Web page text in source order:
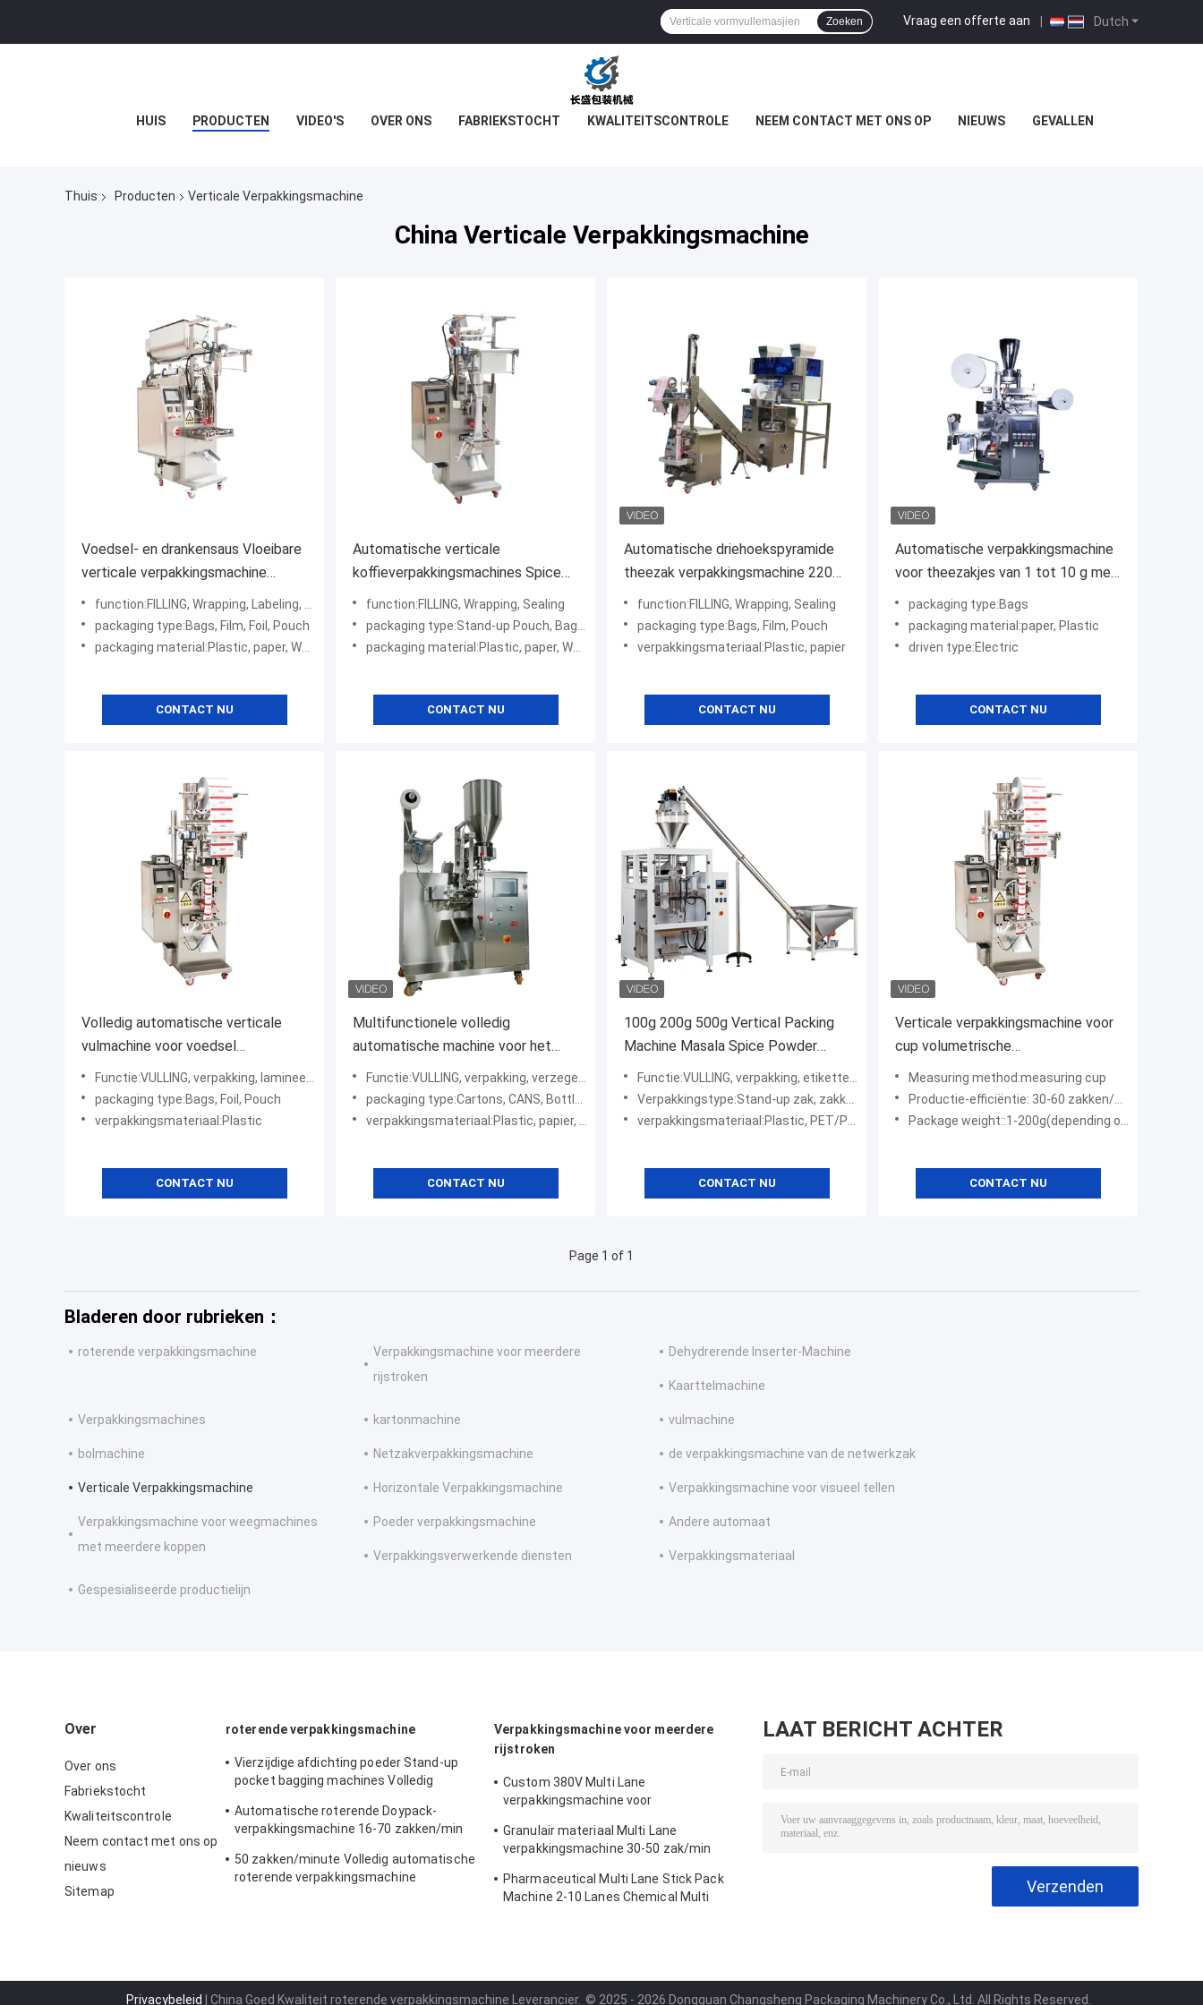
Dutch
Vraag een offerte aan |
Zoeken
HUIS PRODUCTEN VIDEO'S OVER ONS FABRIEKSTOCHT KWALITEITSCONTROLE NEEM CONTACT MET ONS OP NIEUWS GEVALLEN
Thuis Producten Verticale Verpakkingsmachine
China Verticale Verpakkingsmachine
Voedsel- en drankensaus Vloeibare
verticale verpakkingsmachine
Filmvorm Vulzegel
function:FILLING, Wrapping, Labeling, Capping, Sealing
packaging type:Bags, Film, Foil, Pouch
packaging material:Plastic, paper, Wood
CONTACT NU
Automatische verticale
koffieverpakkingsmachines Spice
Powder Packing Machine Multi
Function
function:FILLING, Wrapping, Sealing
packaging type:Stand-up Pouch, Bags, Film, Pouch
packaging material:Plastic, paper, Wood
CONTACT NU
Automatische driehoekspyramide
theezak verpakkingsmachine 220V
Voedsel en dranken
function:FILLING, Wrapping, Sealing
packaging type:Bags, Film, Pouch
verpakkingsmateriaal:Plastic, papier
CONTACT NU
Automatische verpakkingsmachine
voor theezakjes van 1 tot 10 g met
binnen- en buitenzak
packaging type:Bags
packaging material:paper, Plastic
driven type:Electric
CONTACT NU
Volledig automatische verticale
vulmachine voor voedsel
Koffiebonen Granules
Functie:VULLING, verpakking, lamineering, coating, afdichting, embossing, lijm
packaging type:Bags, Foil, Pouch
verpakkingsmateriaal:Plastic
CONTACT NU
Multifunctionele volledig
automatische machine voor het
verpakken van granulaten van
dranken 1-500 g
Functie:VULLING, verpakking, verzegeling, tellen
packaging type:Cartons, CANS, Bottles, Stand-up Pouch, Bags, Film, Foil, Pouch, case, pillow bag, stick sachet, 3 side/4side sealing, sachet packing machine
verpakkingsmateriaal:Plastic, papier, plasticfolie, aluminiumfolie, zuivere aluminiumfolie, papierfolie, nylon
CONTACT NU
100g 200g 500g Vertical Packing
Machine Masala Spice Powder
Sachet Grains Pouch
Functie:VULLING, verpakking, etikettering, afdichting, embossing, lijm
Verpakkingstype:Stand-up zak, zakken, film, zak
verpakkingsmateriaal:Plastic, PET/PE ((Polyester gelamineerd polyethyleen)) OPP/CPP ((Georiënteerd gelamineerd polyethyle
CONTACT NU
Verticale verpakkingsmachine voor
cup volumetrische
deeltjesgranulaten 30-60
zakken/min
Measuring method:measuring cup
Productie-efficiëntie: 30-60 zakken/min (afhankelijk van het gewicht van het materiaal):30-60 zakken/min (afhankelijk van het gewicht van het materiaal)
Package weight::1-200g(depending on material characteristics)
CONTACT NU
Page 1 of 1
Bladeren door rubrieken：
roterende verpakkingsmachine
Verpakkingsmachine voor meerdere
rijstroken
Dehydrerende Inserter-Machine
Kaarttelmachine
Verpakkingsmachines kartonmachine vulmachine
bolmachine Netzakverpakkingsmachine de verpakkingsmachine van de netwerkzak
Verticale Verpakkingsmachine Horizontale Verpakkingsmachine Verpakkingsmachine voor visueel tellen
Verpakkingsmachine voor weegmachines
met meerdere koppen
Poeder verpakkingsmachine Andere automaat
Verpakkingsverwerkende diensten Verpakkingsmateriaal
Gespesialiseerde productielijn
Over
Over ons
Fabriekstocht
Kwaliteitscontrole
Neem contact met ons op
nieuws
Sitemap
roterende verpakkingsmachine
Vierzijdige afdichting poeder Stand-up
pocket bagging machines Volledig
Automatische roterende Doypack-
verpakkingsmachine 16-70 zakken/min
50 zakken/minute Volledig automatische
roterende verpakkingsmachine
Verpakkingsmachine voor meerdere
rijstroken
Custom 380V Multi Lane
verpakkingsmachine voor
verpakking
Granulair materiaal Multi Lane
verpakkingsmachine 30-50 zak/min
Pharmaceutical Multi Lane Stick Pack
Machine 2-10 Lanes Chemical Multi
LAAT BERICHT ACHTER
Privacybeleid | China Goed Kwaliteit roterende verpakkingsmachine Leverancier. © 2025 - 2026 Dongguan Changsheng Packaging Machinery Co., Ltd. All Rights Reserved.